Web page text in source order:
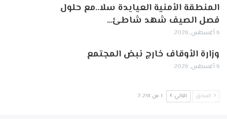
‏المنطقة الأمنية العيايدة سلا..مع حلول
فصل الصيف شهد شاطئ…
6 أغسطس, 2026
وزارة الأوقاف خارج نبض المجتمع
6 أغسطس, 2026
السابق التالي 1 من 7٬291